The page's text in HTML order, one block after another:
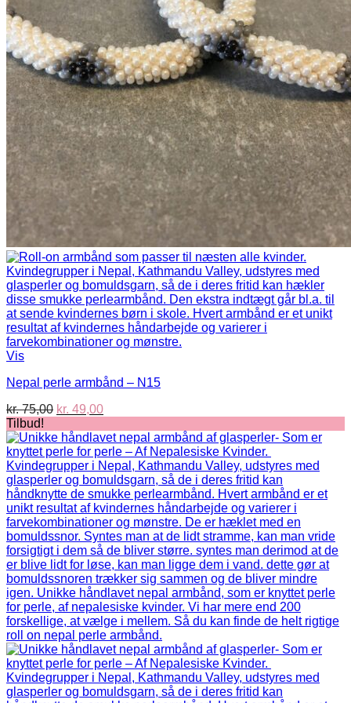
Vis
Nepal perle armbånd – N15
kr.75,00 Den
pris
var:
kr. 75,00.
kr. 49,00Den
pris
er:
kr. 49,00.
Tilbud!